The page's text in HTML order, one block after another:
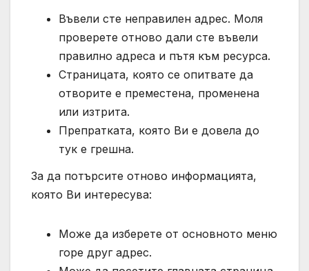
Въвели сте неправилен адрес. Моля
проверете отново дали сте въвели
правилно адреса и пътя към ресурса.
Страницата, която се опитвате да
отворите е преместена, променена
или изтрита.
Препратката, която Ви е довела до
тук е грешна.
За да потърсите отново информацията,
която Ви интересува:
Може да изберете от основното меню
горе друг адрес.